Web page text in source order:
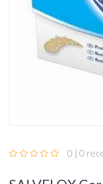
0 | 0